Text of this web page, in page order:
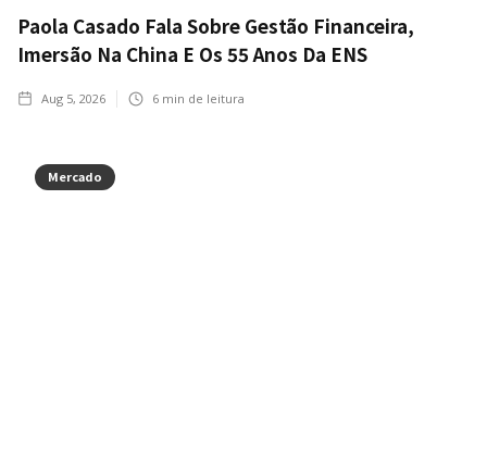
Paola Casado Fala Sobre Gestão Financeira,
Imersão Na China E Os 55 Anos Da ENS
Aug 5, 2026 6 min de leitura
Mercado